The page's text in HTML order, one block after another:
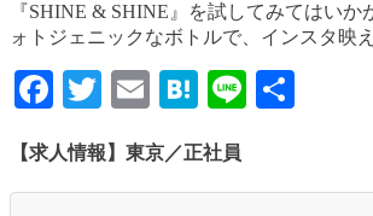
『SHINE & SHINE』を試してみてはいか
ォトジェニックなボトルで、インスタ映
Facebook
Twitter
EmailHatena
Line
【求人情報】東京／正社員